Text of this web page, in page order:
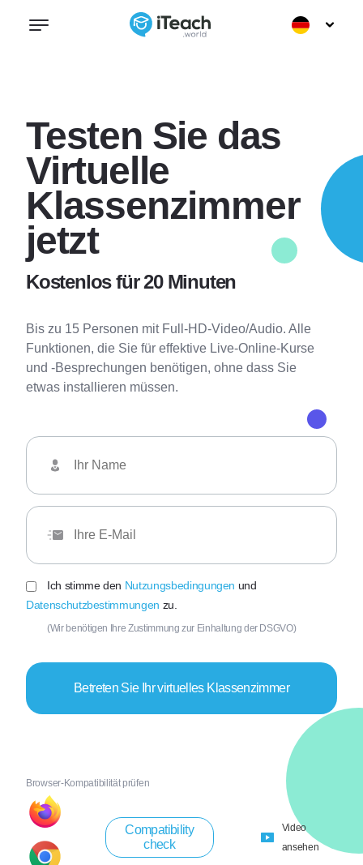
Testen Sie das
Virtuelle
Klassenzimmer
jetzt
Kostenlos für 20 Minuten
Bis zu 15 Personen mit Full-HD-Video/Audio. Alle
Funktionen, die Sie für effektive Live-Online-Kurse
und -Besprechungen benötigen, ohne dass Sie
etwas installieren müssen.
Ich stimme den Nutzungsbedingungen und
Datenschutzbestimmungen zu.
(Wir benötigen Ihre Zustimmung zur Einhaltung der DSGVO)
Betreten Sie Ihr virtuelles Klassenzimmer
Browser-Kompatibilität prüfen
Compatibility
check
Video
ansehen